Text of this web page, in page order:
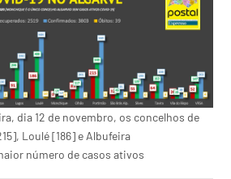
dia 12 de novembro, os concelhos de
Loulé [186] e Albufeira
número de casos ativos